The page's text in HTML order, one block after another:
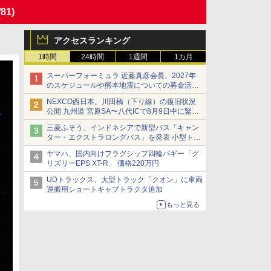
アクセスランキング
1時間 24時間 1週間 1カ月
スーパーフォーミュラ 近藤真彦会長、2027年
のスケジュールや熊本地震についての募金活動
を紹介
NEXCO西日本、川田橋（下り線）の復旧状況
公開 九州道 宮原SA〜八代ICで8月9日中に緊急
車両を通行可能に
三菱ふそう、インドネシアで新型バス「キャン
ター・エクストラロングバス」を発表 小型トラ
ックベースの観光・旅客輸送向けバス
ヤマハ、国内向けフラグシップ四輪バギー「グ
リズリーEPS XT-R」 価格220万円
UDトラックス、大型トラック「クオン」に車両
運搬用ショートキャブトラクタ追加
もっと見る